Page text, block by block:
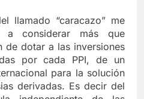
llamado “caracazo” me
considerar más que
de dotar a las inversiones
por cada PPI, de un
para la solución
derivadas. Es decir del